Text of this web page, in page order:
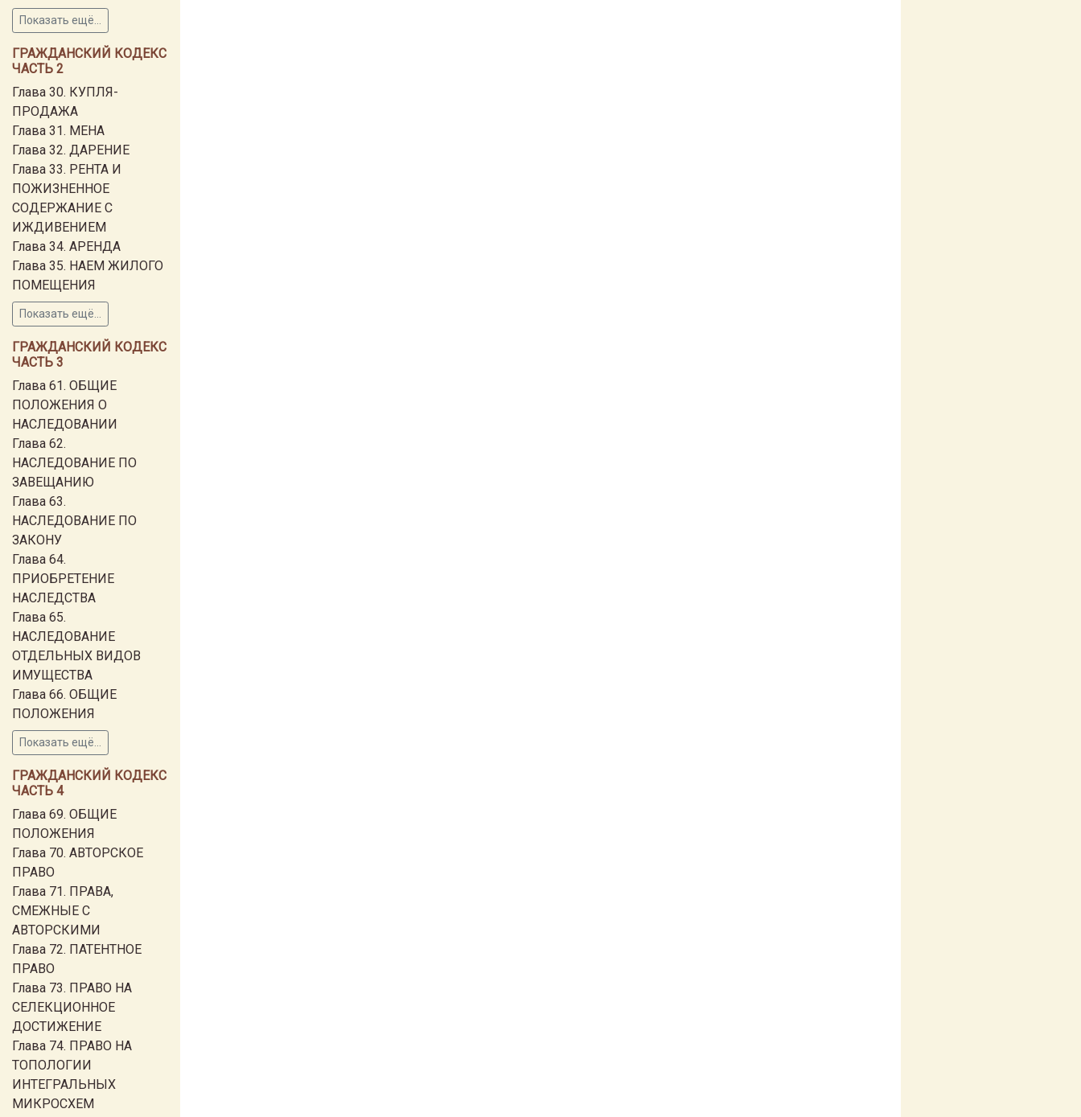
Показать ещё...
ГРАЖДАНСКИЙ КОДЕКС
ЧАСТЬ 2
Глава 30. КУПЛЯ-
ПРОДАЖА
Глава 31. МЕНА
Глава 32. ДАРЕНИЕ
Глава 33. РЕНТА И
ПОЖИЗНЕННОЕ
СОДЕРЖАНИЕ С
ИЖДИВЕНИЕМ
Глава 34. АРЕНДА
Глава 35. НАЕМ ЖИЛОГО
ПОМЕЩЕНИЯ
Показать ещё...
ГРАЖДАНСКИЙ КОДЕКС
ЧАСТЬ 3
Глава 61. ОБЩИЕ
ПОЛОЖЕНИЯ О
НАСЛЕДОВАНИИ
Глава 62.
НАСЛЕДОВАНИЕ ПО
ЗАВЕЩАНИЮ
Глава 63.
НАСЛЕДОВАНИЕ ПО
ЗАКОНУ
Глава 64.
ПРИОБРЕТЕНИЕ
НАСЛЕДСТВА
Глава 65.
НАСЛЕДОВАНИЕ
ОТДЕЛЬНЫХ ВИДОВ
ИМУЩЕСТВА
Глава 66. ОБЩИЕ
ПОЛОЖЕНИЯ
Показать ещё...
ГРАЖДАНСКИЙ КОДЕКС
ЧАСТЬ 4
Глава 69. ОБЩИЕ
ПОЛОЖЕНИЯ
Глава 70. АВТОРСКОЕ
ПРАВО
Глава 71. ПРАВА,
СМЕЖНЫЕ С
АВТОРСКИМИ
Глава 72. ПАТЕНТНОЕ
ПРАВО
Глава 73. ПРАВО НА
СЕЛЕКЦИОННОЕ
ДОСТИЖЕНИЕ
Глава 74. ПРАВО НА
ТОПОЛОГИИ
ИНТЕГРАЛЬНЫХ
МИКРОСХЕМ